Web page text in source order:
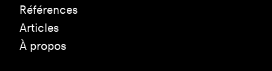
Références
Articles
À propos